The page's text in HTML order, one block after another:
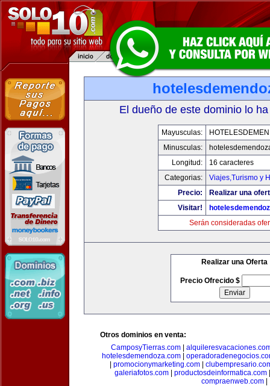
El dueño de este dominio lo
Mayusculas:
Minusculas:
Longitud:
16 caracteres
Categorias:
Viajes,Turismo y
Precio:
Realizar una
Visitar!
Serán consideradas
Realizar una Oferta
Precio Ofrecido $
Otros dominios en venta:
CamposyTierras.com
hotelesdemendoza.com|
promocionymarketing.com|
galeriafotos.com
productosdeinformatica.com
compraenweb.com